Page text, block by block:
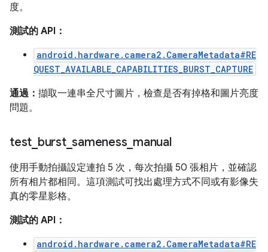
度。
測試的 API：
android.hardware.camera2.CameraMetadata#RE
QUEST_AVAILABLE_CAPABILITIES_BURST_CAPTURE
通過： 擷取一連串全尺寸圖片，檢查是否有掉格和圖片亮度
問題。
test burst_sameness manual
使用手動拍攝設定連拍 5 次，每次拍攝 50 張相片，並確認
所有相片都相同。這項測試可找出處理方式不同或有影像失
真的零星影格。
測試的 API：
android.hardware.camera2.CameraMetadata#RE